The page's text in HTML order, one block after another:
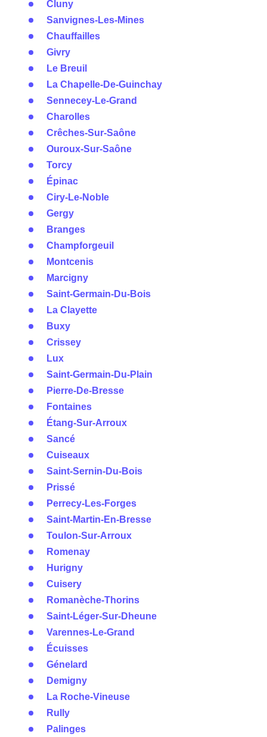
Cluny
Sanvignes-Les-Mines
Chauffailles
Givry
Le Breuil
La Chapelle-De-Guinchay
Sennecey-Le-Grand
Charolles
Crêches-Sur-Saône
Ouroux-Sur-Saône
Torcy
Épinac
Ciry-Le-Noble
Gergy
Branges
Champforgeuil
Montcenis
Marcigny
Saint-Germain-Du-Bois
La Clayette
Buxy
Crissey
Lux
Saint-Germain-Du-Plain
Pierre-De-Bresse
Fontaines
Étang-Sur-Arroux
Sancé
Cuiseaux
Saint-Sernin-Du-Bois
Prissé
Perrecy-Les-Forges
Saint-Martin-En-Bresse
Toulon-Sur-Arroux
Romenay
Hurigny
Cuisery
Romanèche-Thorins
Saint-Léger-Sur-Dheune
Varennes-Le-Grand
Écuisses
Génelard
Demigny
La Roche-Vineuse
Rully
Palinges